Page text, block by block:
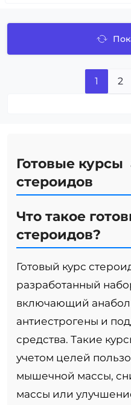
1 2
Готовые курсы
стероидов
Что такое
стероидов?
Готовый курс
разработанный
включающий
антиестрогены и
средства. Такие
учетом целей
мышечной массы,
массы или